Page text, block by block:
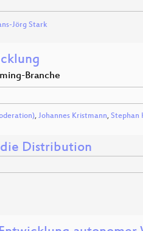
Jörg Stark
Branche
, Johannes Kristmann, Stephan
Distribution